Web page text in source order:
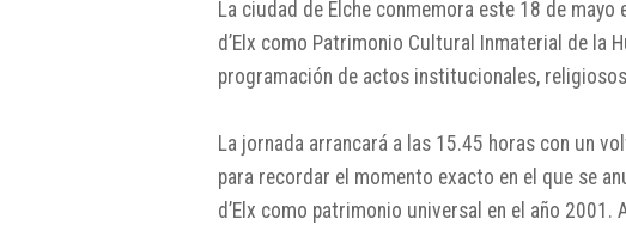
La ciudad de Elche conmemora este 18 de mayo
d’Elx como Patrimonio Cultural Inmaterial de la
programación de actos institucionales,
La jornada arrancará a las 15.45 horas con un
para recordar el momento exacto en el que se
d’Elx como patrimonio universal en el año